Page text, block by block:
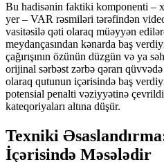
Bu hadisənin faktiki komponenti –
yer – VAR rəsmiləri tərəfindən
vasitəsilə qəti olaraq müəyyən
meydançasından kənarda baş
çağırışının özünün düzgün və ya
orijinal sərbəst zərbə qərarı
olaraq qutunun içərisində baş
potensial penalti vəziyyətinə
kateqoriyaları altına düşür.
Texniki
İçərisində Məsələdir